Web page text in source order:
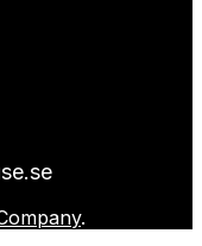
.